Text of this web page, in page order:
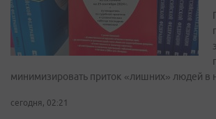
минимизировать приток «лишних» людей в
сегодня, 02:21